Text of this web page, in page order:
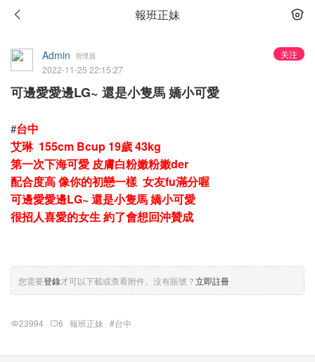
報班正妹
关注
Admin 管理員
2022-11-25 22:15:27
可邊愛愛邊LG~ 還是小隻馬 嬌小可愛
#台中
艾琳 155cm Bcup 19歲 43kg
第一次下海可愛 皮膚白粉嫩粉嫩der
配合度高 像你的初戀一樣 女友fu滿分喔
可邊愛愛邊LG~ 還是小隻馬 嬌小可愛
很招人喜愛的女生 約了會想回沖贊成
您需要登錄才可以下載或查看附件。沒有賬號？立即註冊
23994 6 報班正妹 #台中